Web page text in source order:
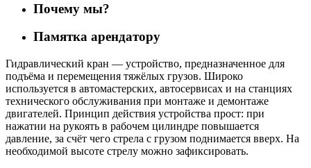
Почему мы?
Памятка арендатору
Гидравлический кран — устройство, предназначенное для
подъёма и перемещения тяжёлых грузов. Широко
используется в автомастерских, автосервисах и на станциях
технического обслуживания при монтаже и демонтаже
двигателей. Принцип действия устройства прост: при
нажатии на рукоять в рабочем цилиндре повышается
давление, за счёт чего стрела с грузом поднимается вверх. На
необходимой высоте стрелу можно зафиксировать.